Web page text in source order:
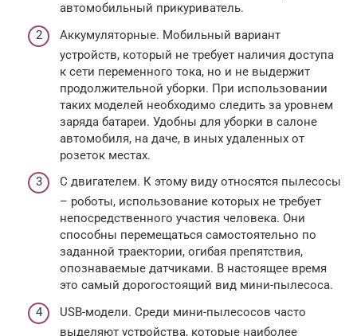
автомобильный прикуриватель.
Аккумуляторные. Мобильный вариант
устройств, который не требует наличия доступа
к сети переменного тока, но и не выдержит
продолжительной уборки. При использовании
таких моделей необходимо следить за уровнем
заряда батареи. Удобны для уборки в салоне
автомобиля, на даче, в иных удаленных от
розеток местах.
С двигателем. К этому виду относятся пылесосы
– роботы, использование которых не требует
непосредственного участия человека. Они
способны перемещаться самостоятельно по
заданной траектории, огибая препятствия,
опознаваемые датчиками. В настоящее время
это самый дорогостоящий вид мини-пылесоса.
USB-модели. Среди мини-пылесосов часто
выделяют устройства, которые наиболее